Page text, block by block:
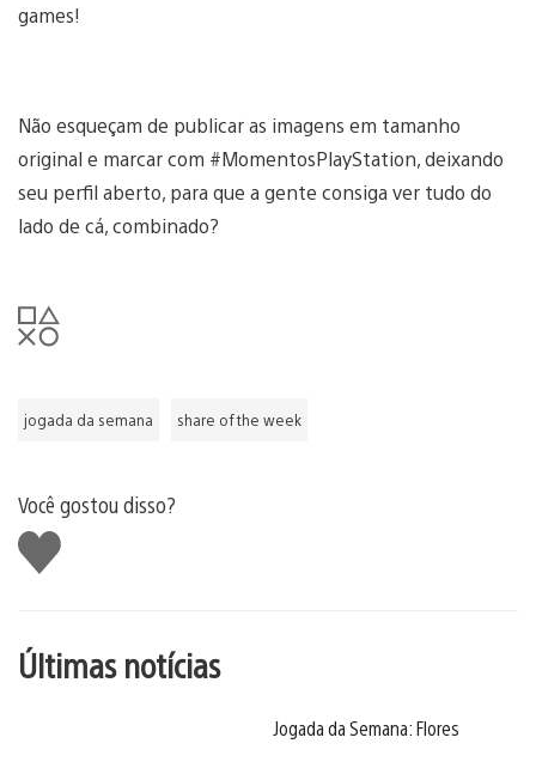
games!
Não esqueçam de publicar as imagens em tamanho
original e marcar com #MomentosPlayStation, deixando
seu perfil aberto, para que a gente consiga ver tudo do
lado de cá, combinado?
jogada da semana share of the week
Você gostou disso?
Curtir
Últimas notícias
Jogada da Semana: Flores